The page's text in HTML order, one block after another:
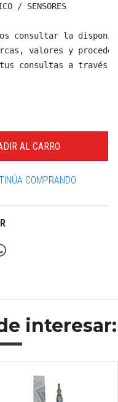
/ SENSORES
consultar la
valores y
consultas a través
COMPRANDO
interesar: